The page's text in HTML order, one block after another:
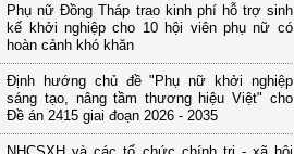
Phụ nữ Đồng Tháp trao kinh phí hỗ trợ sinh
kế khởi nghiệp cho 10 hội viên phụ nữ có
hoàn cảnh khó khăn
Định hướng chủ đề "Phụ nữ khởi nghiệp
sáng tạo, nâng tầm thương hiệu Việt" cho
Đề án 2415 giai đoạn 2026 - 2035